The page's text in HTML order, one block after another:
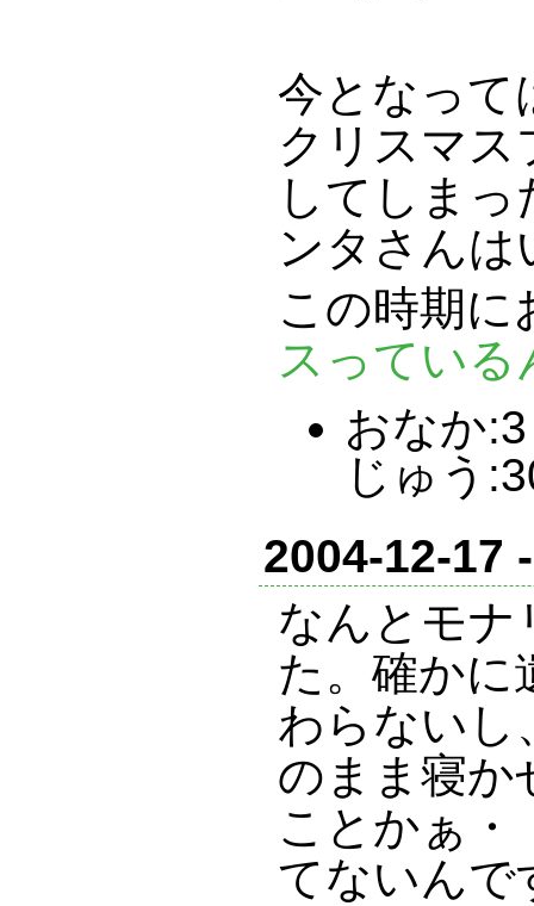
今となって
クリスマス
してしま
ンタさんは
この時期
スっている
おなか
じゅう
2004-12-17
なんとモナ
た。確かに
わらないし
のまま寝か
ことかぁ・
てないんで